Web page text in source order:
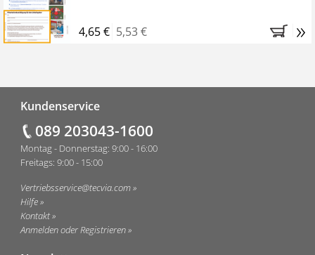
4,65 € 5,53 € »
Kundenservice
089 203043-1600
Montag - Donnerstag: 9:00 - 16:00
Freitags: 9:00 - 15:00
Vertriebsservice@tecvia.com
Hilfe
Kontakt
Anmelden oder Registrieren